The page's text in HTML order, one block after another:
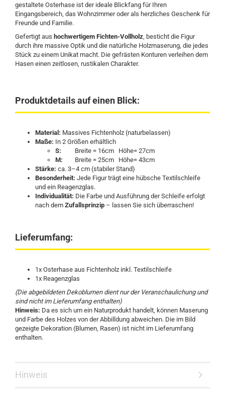
gestaltete Osterhase ist der ideale Blickfang für Ihren
Eingangsbereich, das Wohnzimmer oder als herzliches Geschenk für
Freunde und Familie.
Gefertigt aus hochwertigem Fichten-Vollholz, besticht die Figur
durch ihre massive Optik und die natürliche Holzmaserung, die jedes
Stück zu einem Unikat macht. Die gefrästen Konturen verleihen dem
Hasen einen zeitlosen, rustikalen Charakter.
Produktdetails auf einen Blick:
Material: Massives Fichtenholz (naturbelassen)
Maße: In 2 Größen erhältlich
S:
Breite = 16cm Höhe= 27cm
M:
Breite = 25cm Höhe= 43cm
Stärke: ca. 3–4 cm (stabiler Stand)
Besonderheit: Jede Figur trägt eine hübsche Textilschleife
und ein Reagenzglas.
Individualität: Die Farbe und Ausführung der Schleife erfolgt
nach dem Zufallsprinzip – lassen Sie sich überraschen!
Lieferumfang:
1x Osterhase aus Fichtenholz inkl. Textilschleife
1x Reagenzglas
(Die abgebildeten Dekoblumen dient nur der Veranschaulichung und
sind nicht im Lieferumfang enthalten)
Hinweis: Da es sich um ein Naturprodukt handelt, können Maserung
und Farbe des Holzes von der Abbilldung abweichen. Die im Bild
gezeigte Dekoration (Blumen, Rasen) ist nicht im Lieferumfang
enthalten.
Hinweis